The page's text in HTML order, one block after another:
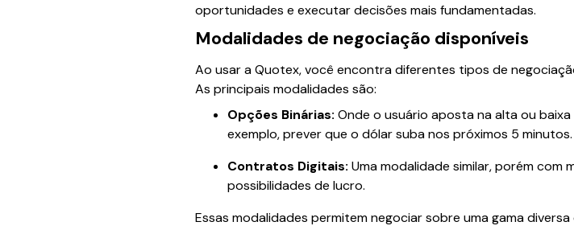
oportunidades e executar decisões mais fundamentadas.
Modalidades de negociação disponíveis
Ao usar a Quotex, você encontra diferentes tipos de
As principais modalidades são:
Opções Binárias: Onde o usuário aposta na alta ou
exemplo, prever que o dólar suba nos próximos 5 minutos.
Contratos Digitais: Uma modalidade similar, porém
possibilidades de lucro.
Essas modalidades permitem negociar sobre uma gama diversa